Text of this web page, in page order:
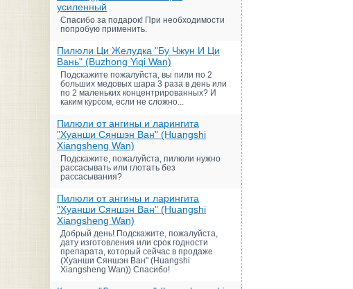
усиленный
Спасибо за подарок! При необходимости
попробую применить.
Пилюли Ци Желудка "Бу Чжун И Ци
Вань" (Buzhong Yiqi Wan)
Подскажите пожалуйста, вы пили по 2
больших медовых шара 3 раза в день или
по 2 маленьких концентрированных? И
каким курсом, если не сложно...
Пилюли от ангины и ларингита
"Хуанши Сяншэн Ван" (Huangshi
Xiangsheng Wan)
Подскажите, пожалуйста, пилюли нужно
рассасывать или глотать без
рассасывания?
Пилюли от ангины и ларингита
"Хуанши Сяншэн Ван" (Huangshi
Xiangsheng Wan)
Добрый день! Подскажите, пожалуйста,
дату изготовления или срок годности
препарата, который сейчас в продаже
(Хуанши Сяншэн Ван" (Huangshi
Xiangsheng Wan)) Спасибо!